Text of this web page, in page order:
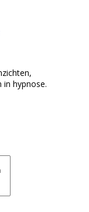
in hypnose.